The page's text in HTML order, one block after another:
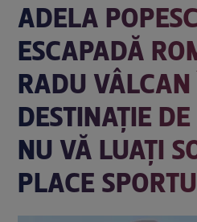
ADELA
ESCAPADĂ
RADU
DESTINAȚIE
NU VĂ LUAȚI
PLACE